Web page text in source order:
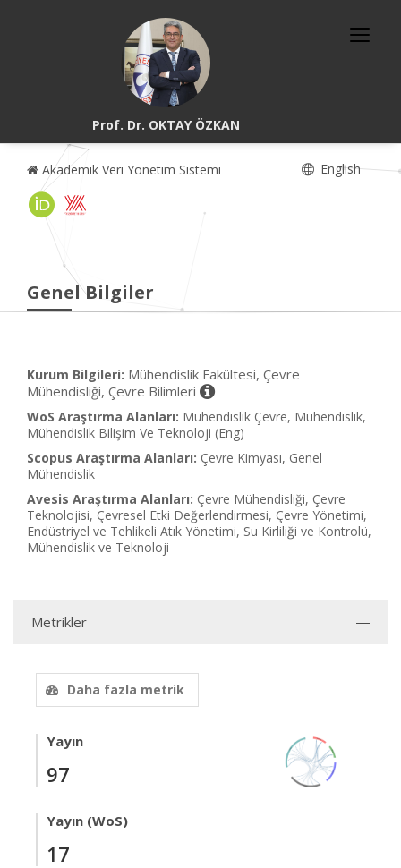
Prof. Dr. OKTAY ÖZKAN
Akademik Veri Yönetim Sistemi English
Genel Bilgiler
Kurum Bilgileri: Mühendislik Fakültesi, Çevre
Mühendisliği, Çevre Bilimleri
WoS Araştırma Alanları: Mühendislik Çevre, Mühendislik,
Mühendislik Bilişim Ve Teknoloji (Eng)
Scopus Araştırma Alanları: Çevre Kimyası, Genel
Mühendislik
Avesis Araştırma Alanları: Çevre Mühendisliği, Çevre
Teknolojisi, Çevresel Etki Değerlendirmesi, Çevre Yönetimi,
Endüstriyel ve Tehlikeli Atık Yönetimi, Su Kirliliği ve Kontrolü,
Mühendislik ve Teknoloji
Metrikler
Daha fazla metrik
Yayın
97
Yayın (WoS)
17